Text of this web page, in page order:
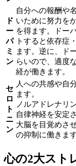
ド
ー
パ
ミ
ン
自分への報酬や
いために努力を
を得ます。ドー
トすると依存症
ます。逆に、ド
らいので、適度
経が働きます。
セ
ロ
ト
ニ
ン
人への共感や自
ます。
ノルアドレナリ
自律神経を安定
大脳を目覚めさ
の抑制に働きま
心の2大スト